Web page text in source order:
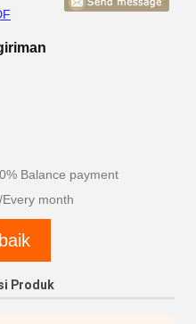
Balance payment
month
Produk